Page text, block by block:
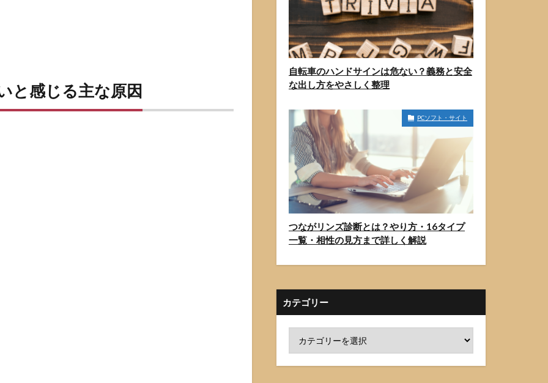
と感じる主な原因
自転車のハンドサインは危ない？義務と安全
な出し方をやさしく整理
PCソフト・サイト
つながリンズ診断とは？やり方・16タイプ
一覧・相性の見方まで詳しく解説
カテゴリー